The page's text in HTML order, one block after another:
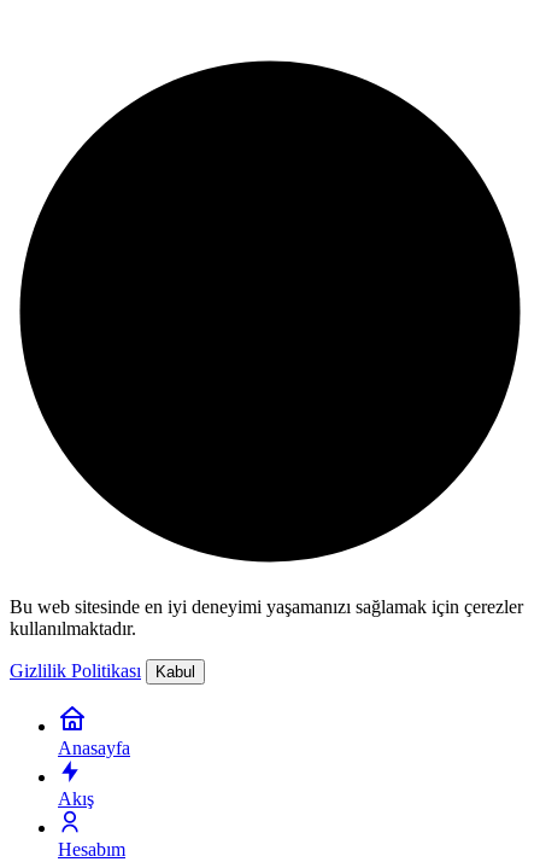
Bu web sitesinde en iyi deneyimi yaşamanızı sağlamak için çerezler
kullanılmaktadır.
Gizlilik Politikası Kabul
Anasayfa
Akış
Hesabım